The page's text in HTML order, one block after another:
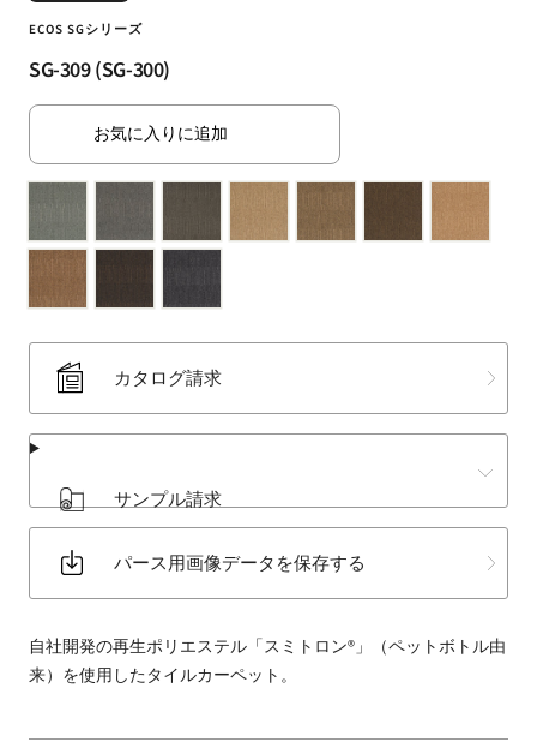
｜
ー
ン・
ー
グ・
床
材
ど
扱
う
ブ
リ
ECOS SGシリーズ
SG-309 (SG-300)
カタログ請求
サンプル請求
パース用画像データを保存する
自社開発の再生ポリエステル「スミトロン®」（ペットボトル由
来）を使用したタイルカーペット。
お気に入りに追加